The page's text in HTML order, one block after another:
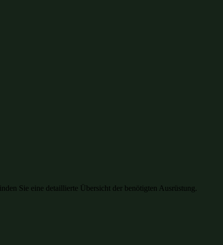
Sie eine detaillierte Übersicht der benötigten Ausrüstung.